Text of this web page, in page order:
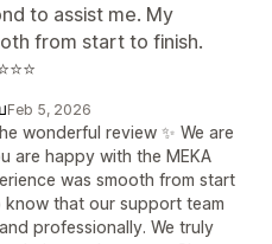
to assist me. My
from start to finish.
Feb 5, 2026
wonderful review ✨ We are
are happy with the MEKA
was smooth from start
know that our support team
professionally. We truly